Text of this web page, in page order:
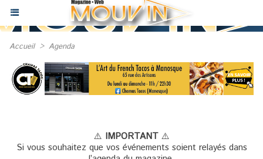
Accueil > Agenda
⚠️ IMPORTANT⚠️
Si vous souhaitez que vos événements soient relayés dans